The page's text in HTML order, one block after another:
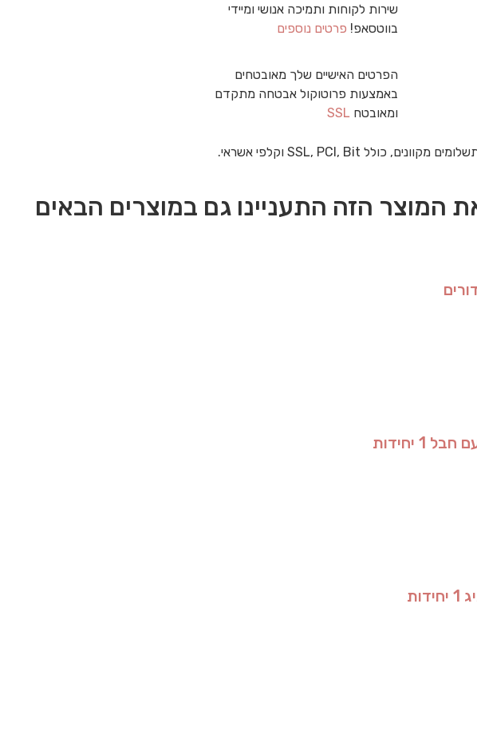
שירות לקוחות ותמיכה אנושי ומיידי
בווטסאפ! פרטים נוספים
הפרטים האישיים שלך מאובטחים
באמצעות פרוטוקול אבטחה מתקדם
ומאובטח SSL
המוצר הזה התעניינו גם במוצרים הבאים
יחידות